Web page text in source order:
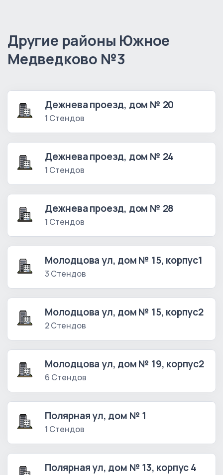
Другие районы Южное
Медведково №3
Дежнева проезд, дом № 20
1 Стендов
Дежнева проезд, дом № 24
1 Стендов
Дежнева проезд, дом № 28
1 Стендов
Молодцова ул, дом № 15, корпус1
3 Стендов
Молодцова ул, дом № 15, корпус2
2 Стендов
Молодцова ул, дом № 19, корпус2
6 Стендов
Полярная ул, дом № 1
1 Стендов
Полярная ул, дом № 13, корпус 4